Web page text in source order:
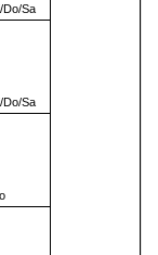
Do/Sa
Do/Sa